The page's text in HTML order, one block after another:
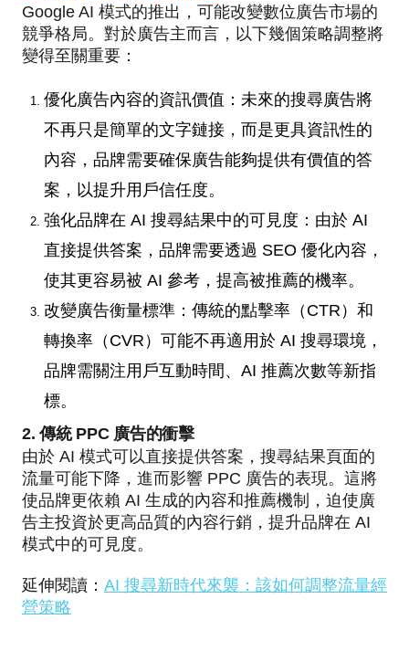
Google AI 模式的推出，可能改變數位廣告市場的
競爭格局。對於廣告主而言，以下幾個策略調整將
變得至關重要：
優化廣告內容的資訊價值：未來的搜尋廣告將
不再只是簡單的文字鏈接，而是更具資訊性的
內容，品牌需要確保廣告能夠提供有價值的答
案，以提升用戶信任度。
強化品牌在 AI 搜尋結果中的可見度：由於 AI
直接提供答案，品牌需要透過 SEO 優化內容，
使其更容易被 AI 參考，提高被推薦的機率。
改變廣告衡量標準：傳統的點擊率（CTR）和
轉換率（CVR）可能不再適用於 AI 搜尋環境，
品牌需關注用戶互動時間、AI 推薦次數等新指
標。
2. 傳統 PPC 廣告的衝擊
由於 AI 模式可以直接提供答案，搜尋結果頁面的
流量可能下降，進而影響 PPC 廣告的表現。這將
使品牌更依賴 AI 生成的內容和推薦機制，迫使廣
告主投資於更高品質的內容行銷，提升品牌在 AI
模式中的可見度。
延伸閱讀： AI 搜尋新時代來襲：該如何調整流量經
營策略